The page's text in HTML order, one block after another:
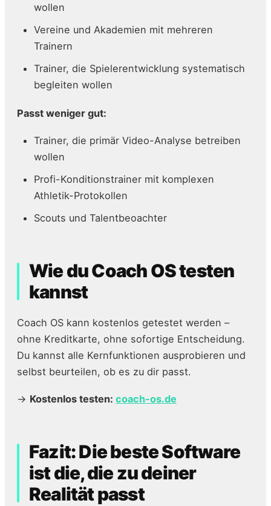
wollen
Vereine und Akademien mit mehreren
Trainern
Trainer, die Spielerentwicklung systematisch
begleiten wollen
Passt weniger gut:
Trainer, die primär Video-Analyse betreiben
wollen
Profi-Konditionstrainer mit komplexen
Athletik-Protokollen
Scouts und Talentbeoachter
Wie du Coach OS testen
kannst
Coach OS kann kostenlos getestet werden –
ohne Kreditkarte, ohne sofortige Entscheidung.
Du kannst alle Kernfunktionen ausprobieren und
selbst beurteilen, ob es zu dir passt.
→ Kostenlos testen: coach-os.de
Fazit: Die beste Software
ist die, die zu deiner
Realität passt